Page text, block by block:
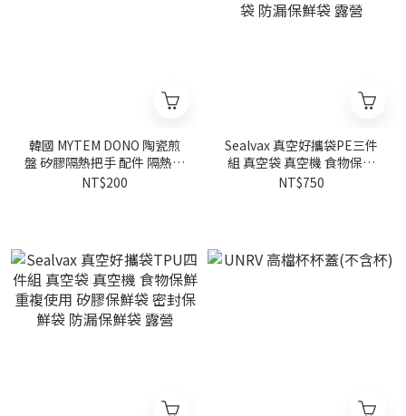
韓國 MYTEM DONO 陶瓷煎
盤 矽膠隔熱把手 配件 隔熱把
手 戶外 野餐 露營
NT$200
Sealvax 真空好攜袋PE三件
組 真空袋 真空機 食物保鮮
重複使用 PE保鮮袋 密封保
NT$750